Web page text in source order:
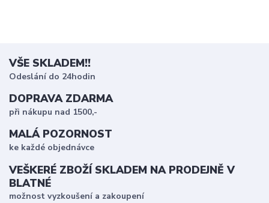
VŠE SKLADEM!!
Odeslání do 24hodin
DOPRAVA ZDARMA
při nákupu nad 1500,-
MALÁ POZORNOST
ke každé objednávce
VEŠKERÉ ZBOŽÍ SKLADEM NA PRODEJNĚ V
BLATNÉ
možnost vyzkoušení a zakoupení